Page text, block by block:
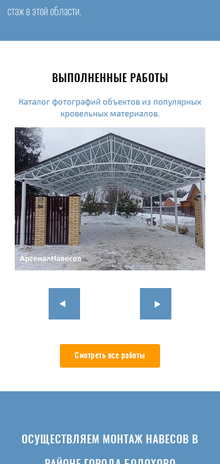
стаж в этой области.
ВЫПОЛНЕННЫЕ РАБОТЫ
Каталог фотографий объектов из популярных
кровельных материалов.
Смотреть все работы
ОСУЩЕСТВЛЯЕМ МОНТАЖ НАВЕСОВ В